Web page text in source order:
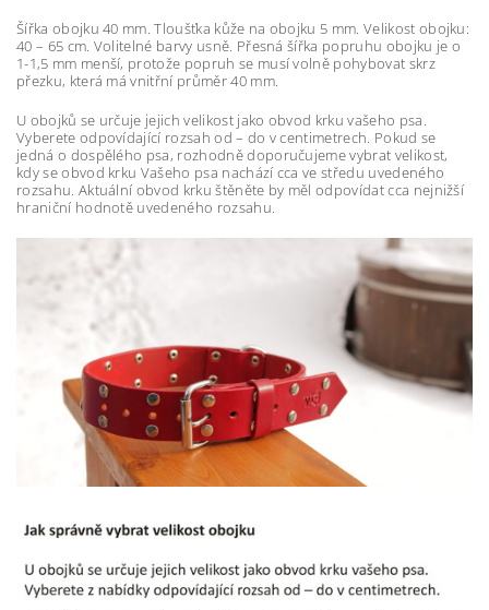
Šířka obojku 40 mm. Tloušťka kůže na obojku 5 mm. Velikost obojku:
40 – 65 cm. Volitelné barvy usně. Přesná šířka popruhu obojku je o
1-1,5 mm menší, protože popruh se musí volně pohybovat skrz
přezku, která má vnitřní průměr 40 mm.
U obojků se určuje jejich velikost jako obvod krku vašeho psa.
Vyberete odpovídající rozsah od – do v centimetrech. Pokud se
jedná o dospělého psa, rozhodně doporučujeme vybrat velikost,
kdy se obvod krku Vašeho psa nachází cca ve středu uvedeného
rozsahu. Aktuální obvod krku štěněte by měl odpovídat cca nejnižší
hraniční hodnotě uvedeného rozsahu.